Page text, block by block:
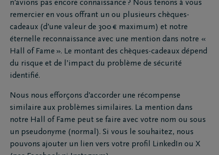
n’avions pas encore connaissance ? Nous tenons à vous
remercier en vous offrant un ou plusieurs chèques-
cadeaux (d’une valeur de 300 € maximum) et notre
éternelle reconnaissance avec une mention dans notre «
Hall of Fame ». Le montant des chèques-cadeaux dépend
du risque et de l’impact du problème de sécurité
identifié.
Nous nous efforçons d’accorder une récompense
similaire aux problèmes similaires. La mention dans
notre Hall of Fame peut se faire avec votre nom ou sous
un pseudonyme (normal). Si vous le souhaitez, nous
pouvons ajouter un lien vers votre profil LinkedIn ou X